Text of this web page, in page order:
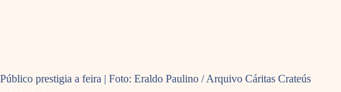
Público prestigia a feira | Foto: Eraldo Paulino / Arquivo Cáritas Crateús